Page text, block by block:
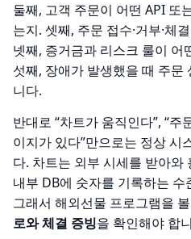
둘째, 고객 주문이 어떤 API 또
는지. 셋째, 주문 접수·거부·체
넷째, 증거금과 리스크 룰이 어
섯째, 장애가 발생했을 때 주문
니다.
반대로 “차트가 움직인다”, “주
이지가 있다”만으로는 정상 시
다. 차트는 외부 시세를 받아와
내부 DB에 숫자를 기록하는
그래서 해외선물 프로그램을
로와 체결 증빙을 확인해야 합